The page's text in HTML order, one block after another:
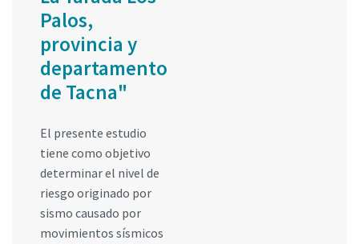
Palos,
provincia y
departamento
de Tacna"
El presente estudio
tiene como objetivo
determinar el nivel de
riesgo originado por
sismo causado por
movimientos sísmicos